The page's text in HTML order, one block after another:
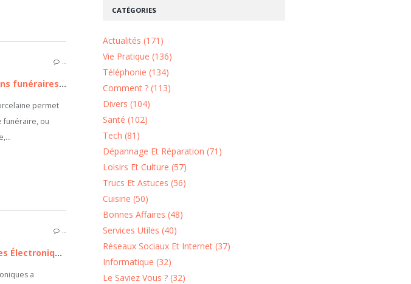
…
Le design des médaillons funéraires : comment créer son médaillon ?
permet
funéraire, ou
…
Évolution des Cigarettes Électroniques : Tendances et Avenir
a
CATÉGORIES
Actualités (171)
Vie Pratique (136)
Téléphonie (134)
Comment ? (113)
Divers (104)
Santé (102)
Tech (81)
Dépannage Et Réparation (71)
Loisirs Et Culture (57)
Trucs Et Astuces (56)
Cuisine (50)
Bonnes Affaires (48)
Services Utiles (40)
Réseaux Sociaux Et Internet (37)
Informatique (32)
Le Saviez Vous ? (32)